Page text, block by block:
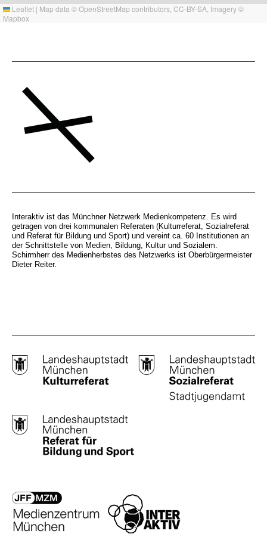
Leaflet | Map data ©OpenStreetMap contributors, CC-BY-SA , Imagery ©
Mapbox
Interaktiv ist das Münchner Netzwerk Medienkompetenz. Es wird
getragen von drei kommunalen Referaten (Kulturreferat, Sozialreferat
und Referat für Bildung und Sport) und vereint ca. 60 Institutionen an
der Schnittstelle von Medien, Bildung, Kultur und Sozialem.
Schirmherr des Medienherbstes des Netzwerks ist Oberbürgermeister
Dieter Reiter.